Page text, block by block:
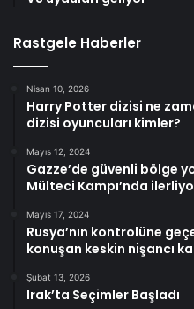
Rastgele Haberler
Nisan 10, 2026
Harry Potter dizisi ne
dizisi oyuncuları kimler?
Mayıs 12, 2024
Gazze’de güvenli bölge
Mülteci Kampı’nda
Mayıs 17, 2024
Rusya’nın kontrolüne
konuşan keskin nişancı
Şubat 13, 2026
Irak’ta Seçimler Başladı